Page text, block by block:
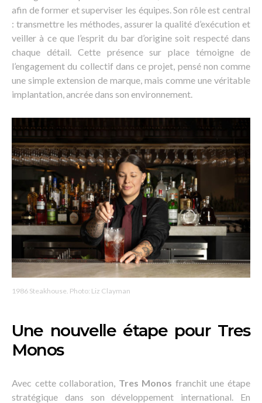
afin de former et superviser les équipes. Son rôle est central
: transmettre les méthodes, assurer la qualité d’exécution et
veiller à ce que l’esprit du bar d’origine soit respecté dans
chaque détail. Cette présence sur place témoigne de
l’engagement du collectif dans ce projet, pensé non comme
une simple extension de marque, mais comme une véritable
implantation, ancrée dans son environnement.
1986 Steakhouse. Photo: Liz Clayman
Une nouvelle étape pour Tres
Monos
Avec cette collaboration, Tres Monos franchit une étape
stratégique dans son développement international. En